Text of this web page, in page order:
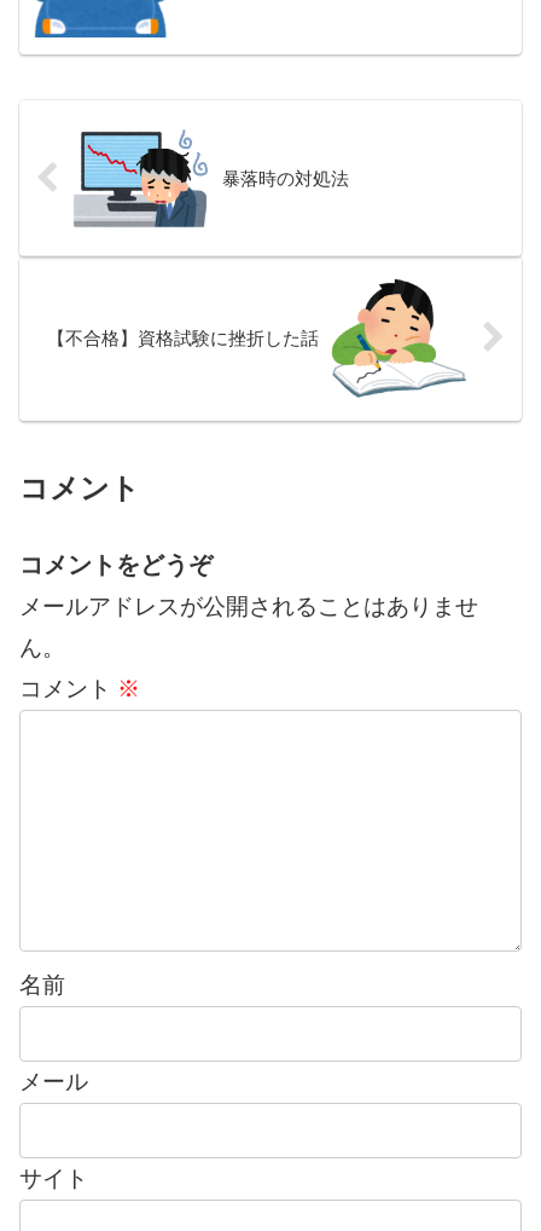
暴落時の対処法
【不合格】資格試験に挫折した話
コメント
コメントをどうぞ
メールアドレスが公開されることはありませ
ん。
コメント ※
名前
メール
サイト